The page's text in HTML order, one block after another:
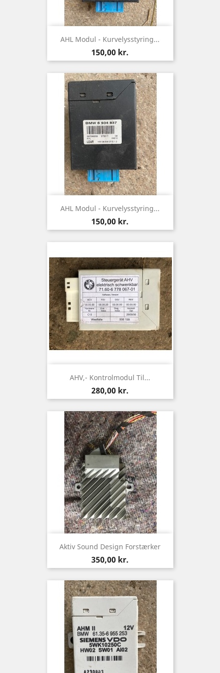
AHL Modul - Kurvelysstyring...
Pris
150,00 kr.
AHL Modul - Kurvelysstyring...
Pris
150,00 kr.
AHV,- Kontrolmodul Til...
Pris
280,00 kr.
Aktiv Sound Design Forstærker
Pris
350,00 kr.